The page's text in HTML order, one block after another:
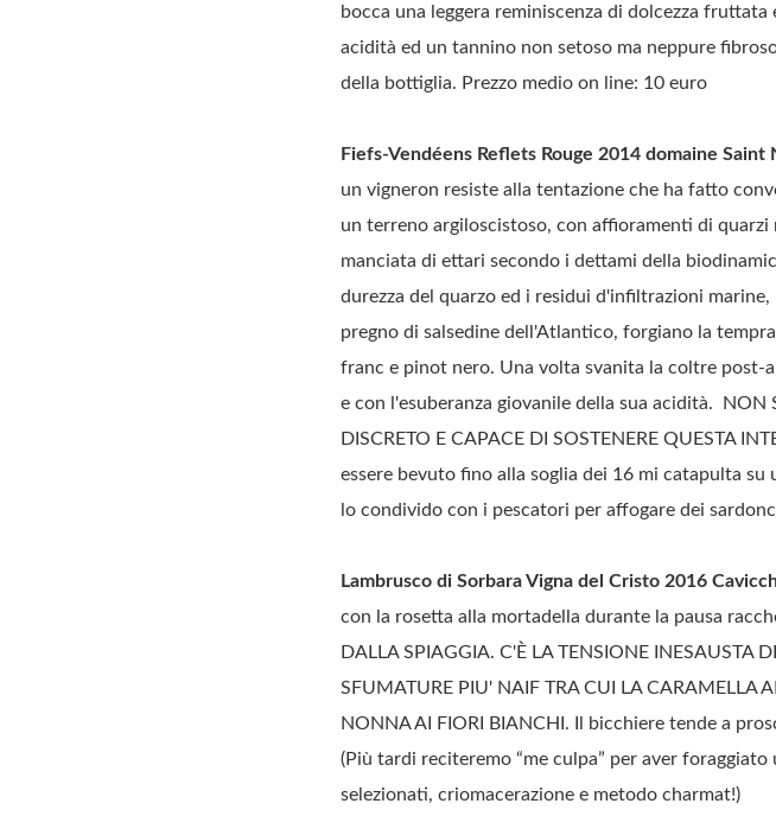
bocca una leggera reminiscenza di dolcezza
acidità ed un tannino non setoso ma neppure
della bottiglia. Prezzo medio on line: 10 euro
Fiefs-Vendéens Reflets Rouge 2014 domaine Saint
un vigneron resiste alla tentazione che ha fatto
un terreno argiloscistoso, con affioramenti di
manciata di ettari secondo i dettami della
durezza del quarzo ed i residui d'infiltrazioni
pregno di salsedine dell'Atlantico, forgiano la
franc e pinot nero. Una volta svanita la coltre post-
e con l'esuberanza giovanile della sua acidità.
DISCRETO E CAPACE DI SOSTENERE QUESTA
essere bevuto fino alla soglia dei 16 mi catapulta
lo condivido con i pescatori per affogare dei
Lambrusco di Sorbara Vigna del Cristo 2016
con la rosetta alla mortadella durante la pausa
DALLA SPIAGGIA. C'È LA TENSIONE INESAUSTA
SFUMATURE PIU' NAIF TRA CUI LA CARAMELLA
NONNA AI FIORI BIANCHI. Il bicchiere tende a
(Più tardi reciteremo “me culpa” per aver
selezionati, criomacerazione e metodo charmat!)